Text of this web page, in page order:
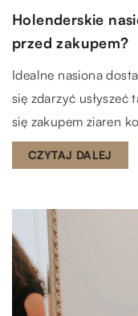
Holenderskie
przed zakupem?
Idealne nasiona
się zdarzyć usłyszeć
się zakupem ziaren
CZYTAJ DALEJ